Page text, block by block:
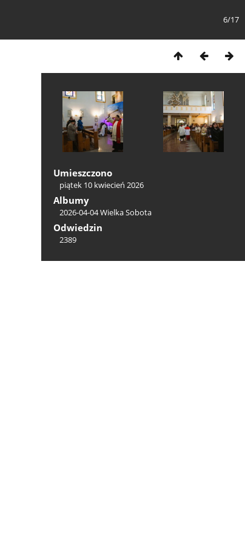
6/17
Umieszczono
piątek 10 kwiecień 2026
Albumy
2026-04-04 Wielka Sobota
Odwiedzin
2389